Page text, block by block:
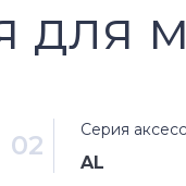
для
для
02 Серия
AL